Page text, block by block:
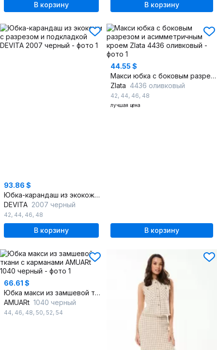
В корзину В корзину
93.86 $
Юбка-карандаш из экокожи с разрезом и подкладкой
DEVITA 2007 черный
42, 44, 46, 48
В корзину
44.55 $
Макси юбка с боковым разрезом и асимметричным кроем
Zlata 4436 оливковый
42, 44, 46, 48
лучшая цена
В корзину
66.61 $
Юбка макси из замшевой ткани с карманами
AMUARt 1040 черный
44, 46, 48, 50, 52, 54